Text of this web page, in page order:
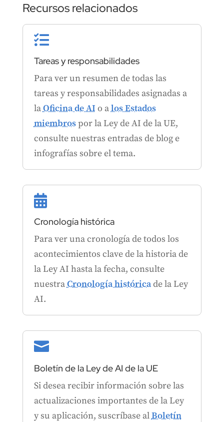
Recursos relacionados

Tareas y responsabilidades
Para ver un resumen de todas las
tareas y responsabilidades asignadas a
laOficina de AI o alos Estados
miembrospor la Ley de AI de la UE,
consulte nuestras entradas de blog e
infografías sobre el tema.

Cronología histórica
Para ver una cronología de todos los
acontecimientos clave de la historia de
la Ley AI hasta la fecha, consulte
nuestraCronología históricade la Ley
AI.

Boletín de la Ley de AI de la UE
Si desea recibir información sobre las
actualizaciones importantes de la Ley
y su aplicación, suscríbase alBoletín